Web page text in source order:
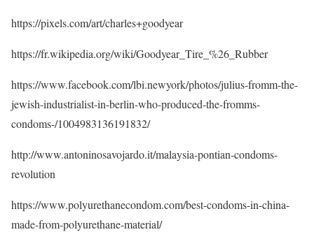
https://pixels.com/art/charles+goodyear
https://fr.wikipedia.org/wiki/Goodyear_Tire_%26_Rubber
https://www.facebook.com/lbi.newyork/photos/julius-fromm-the-
jewish-industrialist-in-berlin-who-produced-the-fromms-
condoms-/1004983136191832/
http://www.antoninosavojardo.it/malaysia-pontian-condoms-
revolution
https://www.polyurethanecondom.com/best-condoms-in-china-
made-from-polyurethane-material/